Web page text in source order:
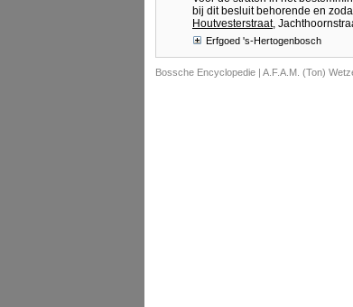
bij dit besluit behorende en
Houtvesterstraat,
Erfgoed 's-Hertogenbosch
Bossche Encyclopedie | A.F.A.M. (Ton)